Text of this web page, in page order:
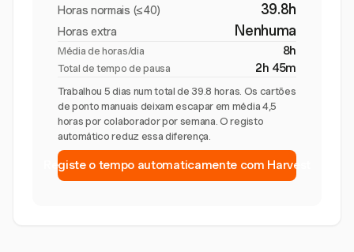
Horas normais (≤40) 39.8h
Horas extra Nenhuma
Média de horas/dia 8h
Total de tempo de pausa 2h 45m
Trabalhou 5 dias num total de 39.8 horas. Os cartões
de ponto manuais deixam escapar em média 4,5
horas por colaborador por semana. O registo
automático reduz essa diferença.
Registe o tempo automaticamente com Harvest